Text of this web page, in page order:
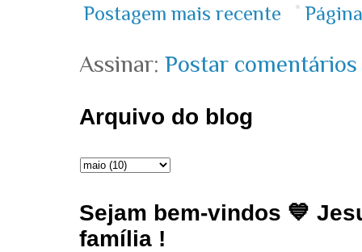
Postagem mais recente
Assinar:Postar
Arquivo do blog
Sejam bem-vindos 💙
família !